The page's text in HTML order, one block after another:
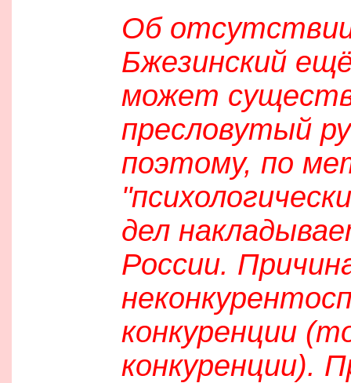
Об
Бжезинский
может
пресловутый
поэтому, по
дел
России.
конкуренции
конкуренции).